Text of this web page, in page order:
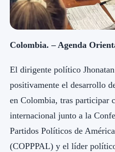
Colombia. – Agenda
El dirigente político
positivamente el desarrollo
en Colombia, tras participar
internacional junto a la
Partidos Políticos de
(COPPPAL) y el líder